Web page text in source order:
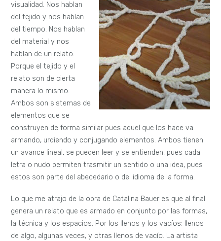
visualidad. Nos hablan
del tejido y nos hablan
del tiempo. Nos hablan
del material y nos
hablan de un relato.
Porque el tejido y el
relato son de cierta
manera lo mismo.
Ambos son sistemas de
elementos que se
construyen de forma similar pues aquel que los hace va
armando, urdiendo y conjugando elementos. Ambos tienen
un avance lineal, se pueden leer y se entienden, pues cada
letra o nudo permiten trasmitir un sentido o una idea, pues
estos son parte del abecedario o del idioma de la forma.
Lo que me atrajo de la obra de Catalina Bauer es que al final
genera un relato que es armado en conjunto por las formas,
la técnica y los espacios. Por los llenos y los vacíos; llenos
de algo, algunas veces, y otras llenos de vacío. La artista